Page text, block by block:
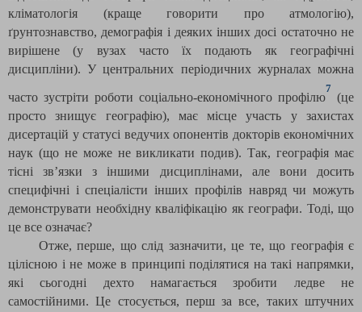
кліматологія (краще говорити про атмологію),
ґрунтознавство, демографія і деяких інших досі остаточно не
вирішене (у вузах часто їх подають як географічні
дисципліни). У центральних періодичних журналах можна
часто зустріти роботи соціально-економічного профілю
7
(це
просто знищує географію), має місце участь у захистах
дисертацій у статусі ведучих опонентів докторів економічних
наук (що не може не викликати подив). Так, географія має
тісні зв’язки з іншими дисциплінами, але вони досить
специфічні і спеціалісти інших профілів навряд чи можуть
демонструвати необхідну кваліфікацію як географи. Тоді, що
це все означає?
Отже, перше, що слід зазначити, це те, що географія є
цілісною і не може в принципі поділятися на такі напрямки,
які сьогодні дехто намагається зробити ледве не
самостійними. Це стосується, перш за все, таких штучних